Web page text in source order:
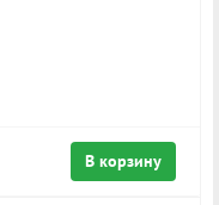
В корзину